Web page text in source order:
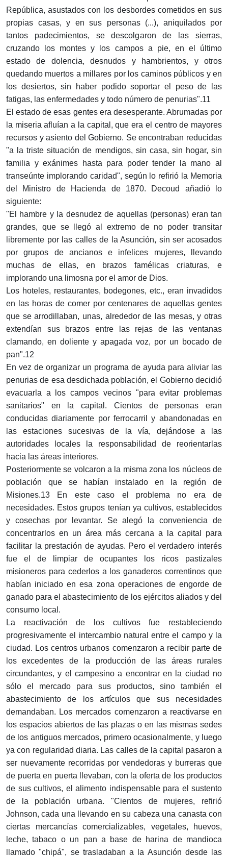
República, asustados con los desbordes cometidos en sus
propias casas, y en sus personas (...), aniquilados por
tantos padecimientos, se descolgaron de las sierras,
cruzando los montes y los campos a pie, en el último
estado de dolencia, desnudos y hambrientos, y otros
quedando muertos a millares por los caminos públicos y en
los desiertos, sin haber podido soportar el peso de las
fatigas, las enfermedades y todo número de penurias".11
El estado de esas gentes era desesperante. Abrumadas por
la miseria afluían a la capital, que era el centro de mayores
recursos y asiento del Gobierno. Se encontraban reducidas
"a la triste situación de mendigos, sin casa, sin hogar, sin
familia y exánimes hasta para poder tender la mano al
transeúnte implorando caridad", según lo refirió la Memoria
del Ministro de Hacienda de 1870. Decoud añadió lo
siguiente:
"El hambre y la desnudez de aquellas (personas) eran tan
grandes, que se llegó al extremo de no poder transitar
libremente por las calles de la Asunción, sin ser acosados
por grupos de ancianos e infelices mujeres, llevando
muchas de ellas, en brazos famélicas criaturas, e
implorando una limosna por el amor de Dios.
Los hoteles, restaurantes, bodegones, etc., eran invadidos
en las horas de comer por centenares de aquellas gentes
que se arrodillaban, unas, alrededor de las mesas, y otras
extendían sus brazos entre las rejas de las ventanas
clamando, en doliente y apagada voz, por un bocado de
pan".12
En vez de organizar un programa de ayuda para aliviar las
penurias de esa desdichada población, el Gobierno decidió
evacuarla a los campos vecinos "para evitar problemas
sanitarios" en la capital. Cientos de personas eran
conducidas diariamente por ferrocarril y abandonadas en
las estaciones sucesivas de la vía, dejándose a las
autoridades locales la responsabilidad de reorientarlas
hacia las áreas interiores.
Posteriormente se volcaron a la misma zona los núcleos de
población que se habían instalado en la región de
Misiones.13 En este caso el problema no era de
necesidades. Estos grupos tenían ya cultivos, establecidos
y cosechas por levantar. Se alegó la conveniencia de
concentrarlos en un área más cercana a la capital para
facilitar la prestación de ayudas. Pero el verdadero interés
fue el de limpiar de ocupantes los ricos pastizales
misioneros para cederlos a los ganaderos correntinos que
habían iniciado en esa zona operaciones de engorde de
ganado para el abastecimiento de los ejércitos aliados y del
consumo local.
La reactivación de los cultivos fue restableciendo
progresivamente el intercambio natural entre el campo y la
ciudad. Los centros urbanos comenzaron a recibir parte de
los excedentes de la producción de las áreas rurales
circundantes, y el campesino a encontrar en la ciudad no
sólo el mercado para sus productos, sino también el
abastecimiento de los artículos que sus necesidades
demandaban. Los mercados comenzaron a reactivarse en
los espacios abiertos de las plazas o en las mismas sedes
de los antiguos mercados, primero ocasionalmente, y luego
ya con regularidad diaria. Las calles de la capital pasaron a
ser nuevamente recorridas por vendedoras y burreras que
de puerta en puerta llevaban, con la oferta de los productos
de sus cultivos, el alimento indispensable para el sustento
de la población urbana. "Cientos de mujeres, refirió
Johnson, cada una llevando en su cabeza una canasta con
ciertas mercancías comercializables, vegetales, huevos,
leche, tabaco o un pan a base de harina de mandioca
llamado "chipá", se trasladaban a la Asunción desde las